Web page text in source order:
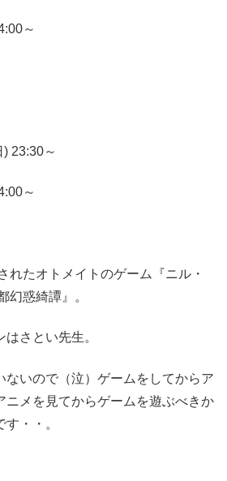
～
23:30～
～
れたオトメイトのゲーム『ニル・
幻惑綺譚』。
さとい先生。
ないので（泣）ゲームをしてからア
ニメを見てからゲームを遊ぶべきか
・・。